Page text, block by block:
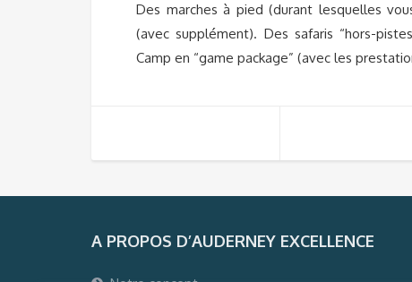
Des marches à pied (durant lesquelles
(avec supplément). Des safaris “hors-
Camp en “game package” (avec les
A PROPOS D’AUDERNEY EXCELLENCE